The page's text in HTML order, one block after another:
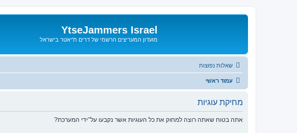
YtseJammers Israel
מועדון המעריצים הרשמי של דרים ת'יאטר בישראל
שאלות נפוצות
עמוד ראשי
מחיקת עוגיות
אתה בטוח שאתה רוצה למחוק את כל העוגיות אשר נקבעו על־ידי המערכת?